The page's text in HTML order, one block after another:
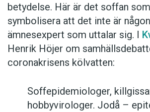
betydelse. Här är det soffan
symbolisera att det inte är
ämnesexpert som uttalar sig. I
Henrik Höjer om
coronakrisens kölvatten:
Soffepidemiologer,
hobbyvirologer. Jodå –